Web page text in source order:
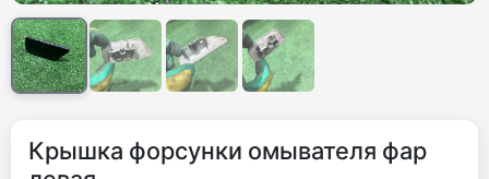
Крышка форсунки омывателя фар